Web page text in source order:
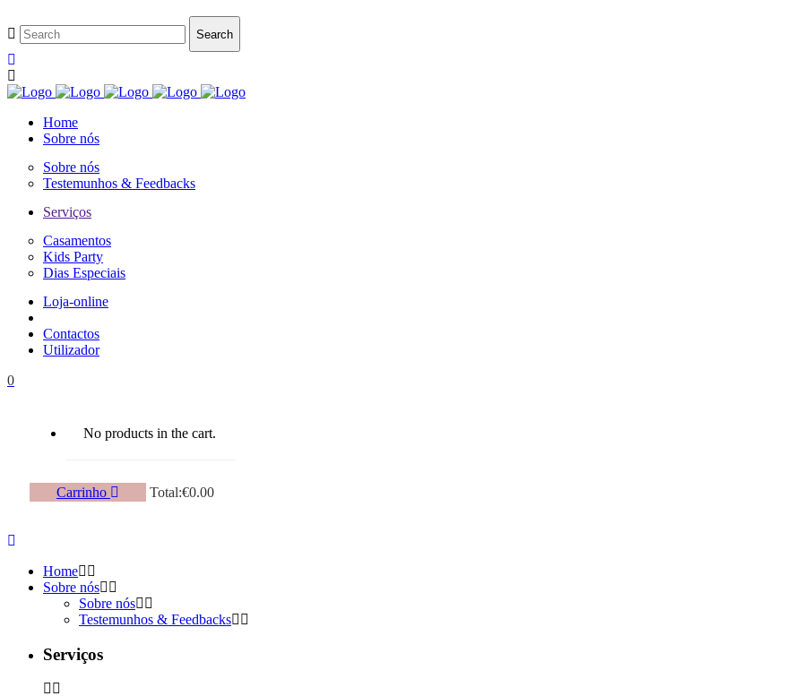
Home
Sobre nós
Sobre nós
Testemunhos & Feedbacks
Serviços
Casamentos
Kids Party
Dias Especiais
Loja-online
Contactos
Utilizador
0
No products in the cart.
Carrinho Total:€0.00
Home
Sobre nós
Sobre nós
Testemunhos & Feedbacks
Serviços